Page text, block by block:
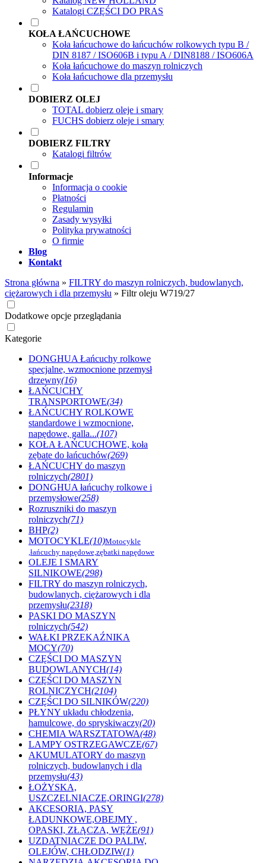
Katalogi CZĘŚCI DO PRAS
KOŁA ŁAŃCUCHOWE
Koła łańcuchowe do łańcuchów rolkowych typu B /
DIN 8187 / ISO606B i typu A / DIN8188 / ISO606A
Koła łańcuchowe do maszyn rolniczych
Koła łańcuchowe dla przemysłu
DOBIERZ OLEJ
TOTAL dobierz oleje i smary
FUCHS dobierz oleje i smary
DOBIERZ FILTRY
Katalogi filtrów
Informacje
Informacja o cookie
Płatności
Regulamin
Zasady wysyłki
Polityka prywatności
O firmie
Blog
Kontakt
Strona główna » FILTRY do maszyn rolniczych, budowlanych,
ciężarowych i dla przemysłu » Filtr oleju W719/27
Dodatkowe opcje przeglądania
Kategorie
DONGHUA Łańcuchy rolkowe
specjalne, wzmocnione przemysł
drzewny(16)
ŁAŃCUCHY
TRANSPORTOWE(34)
ŁAŃCUCHY ROLKOWE
standardowe i wzmocnione,
napędowe, galla...(107)
KOŁA ŁAŃCUCHOWE, koła
zębate do łańcuchów(269)
ŁAŃCUCHY do maszyn
rolniczych(2801)
DONGHUA łańcuchy rolkowe i
przemysłowe(258)
Rozruszniki do maszyn
rolniczych(71)
BHP(2)
MOTOCYKLE(10)Motocykle
,łańcuchy napędowe,zębatki napędowe
OLEJE I SMARY
SILNIKOWE(298)
FILTRY do maszyn rolniczych,
budowlanych, ciężarowych i dla
przemysłu(2318)
PASKI DO MASZYN
rolniczych(542)
WAŁKI PRZEKAŹNIKA
MOCY(70)
CZĘŚCI DO MASZYN
BUDOWLANYCH(14)
CZĘŚCI DO MASZYN
ROLNICZYCH(2104)
CZĘŚCI DO SILNIKÓW(220)
PŁYNY układu chłodzenia,
hamulcowe, do spryskiwaczy(20)
CHEMIA WARSZTATOWA(48)
LAMPY OSTRZEGAWCZE(67)
AKUMULATORY do maszyn
rolniczych, budowlanych i dla
przemysłu(43)
ŁOŻYSKA,
USZCZELNIACZE,ORINGI(278)
AKCESORIA, PASY
ŁADUNKOWE,OBEJMY ,
OPASKI, ZŁĄCZA, WĘŻE(91)
UZDATNIACZE DO PALIW,
OLEJÓW, CHŁODZIW(1)